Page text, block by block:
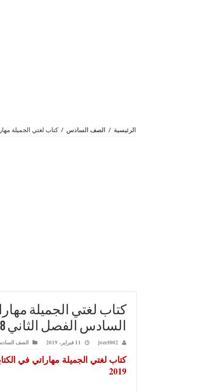
الرئيسية / الصف السادس / كتاب لغتي الجميلة
كتاب لغتي الجميلة
السادس الفصل الثاني 2018-2019
jozef002 11 فبراير، 2019 الصف
2019